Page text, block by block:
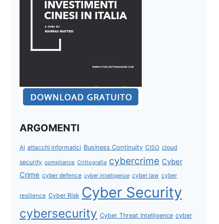
ARGOMENTI
AI attacchi informatici Business Continuity CISO cloud
security compliance Crittografia cybercrime Cyber
Crime cyber defence cyber intelligence cyber law cyber
resilience Cyber Risk Cyber Security
cybersecurity Cyber Threat Intelligence cyber